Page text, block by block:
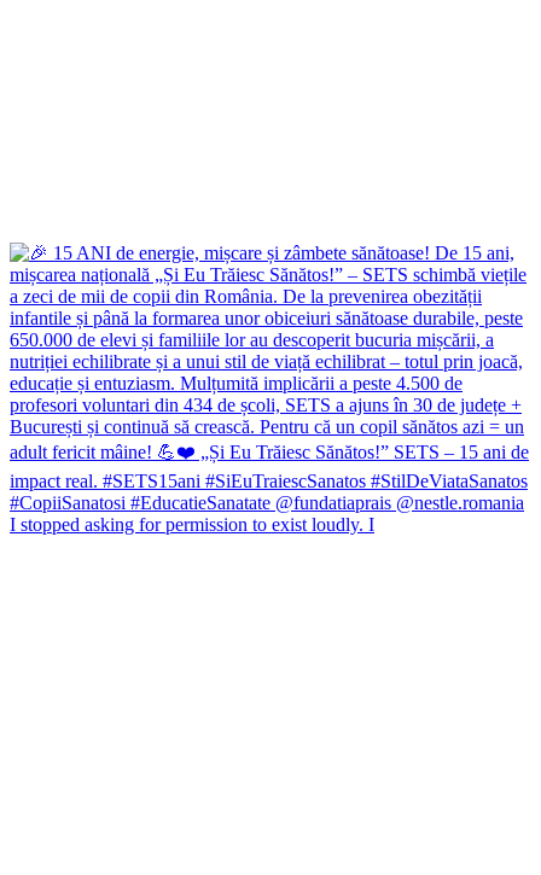
I stopped asking for permission to exist loudly. I